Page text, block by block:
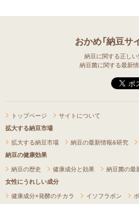
おかめ「納豆サ
納豆に関する正しい
納豆菌に関する最新
トップページ
サイトについて
拡大する納豆市場
拡大する納豆市場
納豆の最新情報&研究
納豆の健康効果
納豆の歴史
健康成分と効果
納豆菌の最
女性にうれしい成分
健康成分×発酵のチカラ
イソフラボン